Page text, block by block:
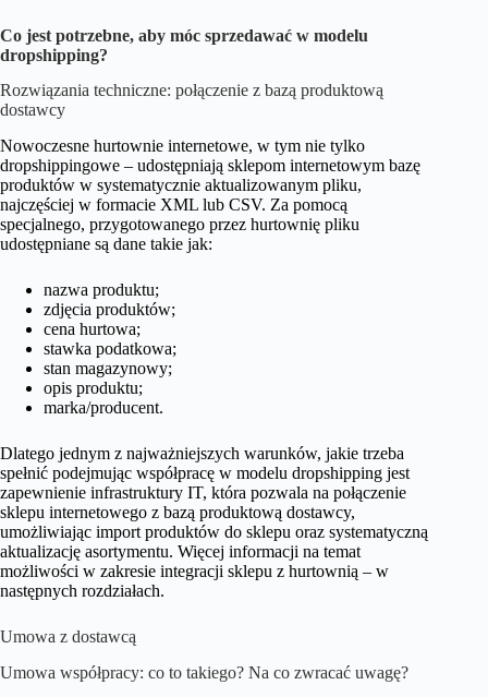
Co jest potrzebne, aby móc sprzedawać w modelu
dropshipping?
Rozwiązania techniczne: połączenie z bazą produktową
dostawcy
Nowoczesne hurtownie internetowe, w tym nie tylko
dropshippingowe – udostępniają sklepom internetowym bazę
produktów w systematycznie aktualizowanym pliku,
najczęściej w formacie XML lub CSV. Za pomocą
specjalnego, przygotowanego przez hurtownię pliku
udostępniane są dane takie jak:
nazwa produktu;
zdjęcia produktów;
cena hurtowa;
stawka podatkowa;
stan magazynowy;
opis produktu;
marka/producent.
Dlatego jednym z najważniejszych warunków, jakie trzeba
spełnić podejmując współpracę w modelu dropshipping jest
zapewnienie infrastruktury IT, która pozwala na połączenie
sklepu internetowego z bazą produktową dostawcy,
umożliwiając import produktów do sklepu oraz systematyczną
aktualizację asortymentu. Więcej informacji na temat
możliwości w zakresie integracji sklepu z hurtownią – w
następnych rozdziałach.
Umowa z dostawcą
Umowa współpracy: co to takiego? Na co zwracać uwagę?